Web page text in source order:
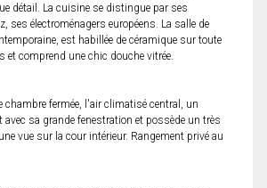
détail. La cuisine se distingue par ses
ses électroménagers européens. La salle de
est habillée de céramique sur toute
et comprend une chic douche vitrée.
chambre fermée, l'air climatisé central, un
avec sa grande fenestration et possède un très
vue sur la cour intérieur. Rangement privé au